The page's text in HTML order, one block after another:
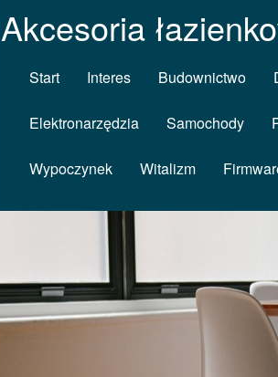
Akcesoria
Start Interes Budownictwo
Elektronarzędzia Samochody
Wypoczynek Witalizm